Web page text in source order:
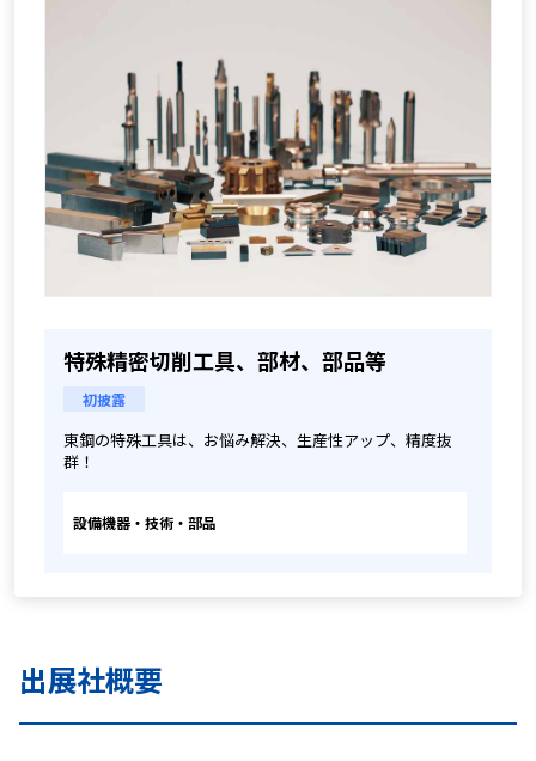
特殊精密切削工具、部材、部品等
初披露
東鋼の特殊工具は、お悩み解決、生産性アップ、精度抜
群！
設備機器・技術・部品
出展社概要